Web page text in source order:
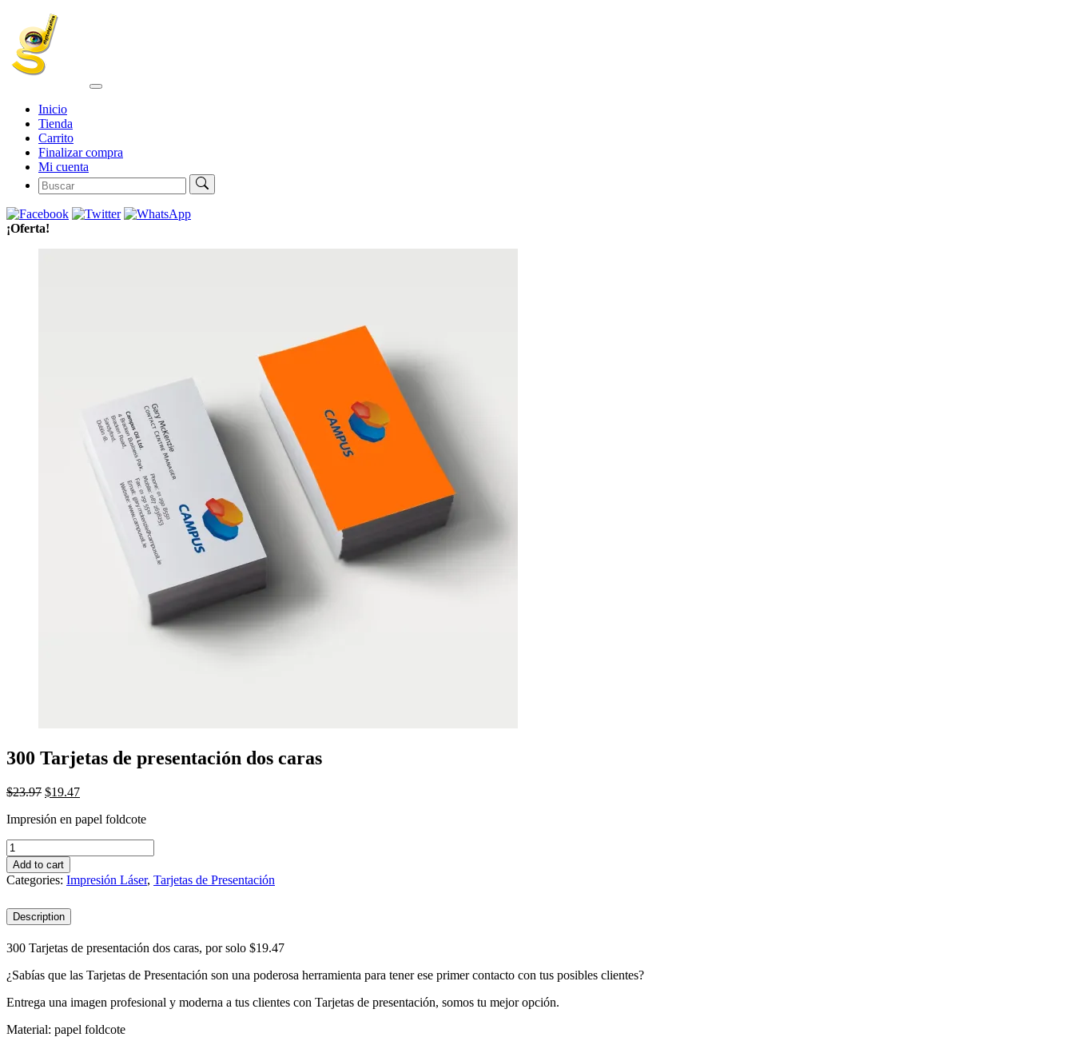
Inicio
Tienda
Carrito
Finalizar compra
Mi cuenta
¡Oferta!
300 Tarjetas de presentación dos caras
$23.97 $19.47
Impresión en papel foldcote
300
Tarjetas
de
presentación
caras
Add to cart
Categories: Impresión Láser, Tarjetas de Presentación
Description
300 Tarjetas de presentación dos caras, por solo $19.47
¿Sabías que las Tarjetas de Presentación son una poderosa herramienta para tener ese primer contacto con tus posibles clientes?
Entrega una imagen profesional y moderna a tus clientes con Tarjetas de presentación, somos tu mejor opción.
Material: papel foldcote